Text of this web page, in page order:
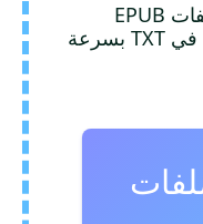
تأكد من التوافق المتبادل لملفات EPUB
الخاصة بك عن طريق دمجها في TXT بسرعة